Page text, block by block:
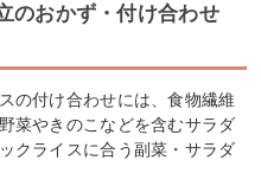
のおかず・付け合わせ
の付け合わせには、食物繊維
菜やきのこなどを含むサラダ
クライスに合う副菜・サラダ